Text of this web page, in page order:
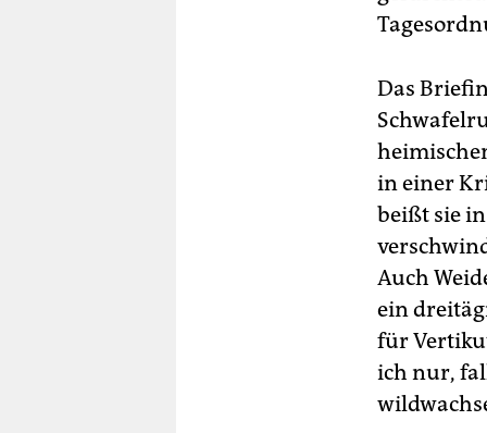
Das
in einer
beißt sie
Auch
ein
für
ich nur,